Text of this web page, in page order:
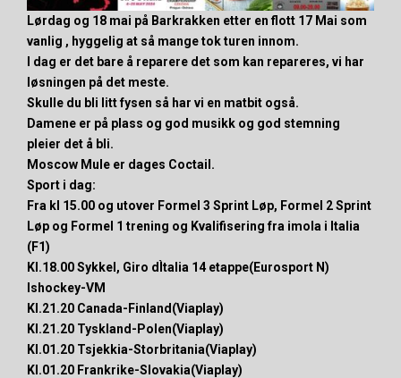
Lørdag og 18 mai på Barkrakken etter en flott 17 Mai som
vanlig , hyggelig at så mange tok turen innom.
I dag er det bare å reparere det som kan repareres, vi har
løsningen på det meste.
Skulle du bli litt fysen så har vi en matbit også.
Damene er på plass og god musikk og god stemning
pleier det å bli.
Moscow Mule er dages Coctail.
Sport i dag:
Fra kl 15.00 og utover Formel 3 Sprint Løp, Formel 2 Sprint
Løp og Formel 1 trening og Kvalifisering fra imola i Italia
(F1)
Kl.18.00 Sykkel, Giro dÌtalia 14 etappe(Eurosport N)
Ishockey-VM
Kl.21.20 Canada-Finland(Viaplay)
Kl.21.20 Tyskland-Polen(Viaplay)
Kl.01.20 Tsjekkia-Storbritania(Viaplay)
Kl.01.20 Frankrike-Slovakia(Viaplay)